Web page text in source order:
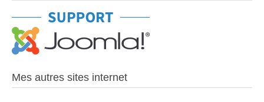
Mes autres sites internet